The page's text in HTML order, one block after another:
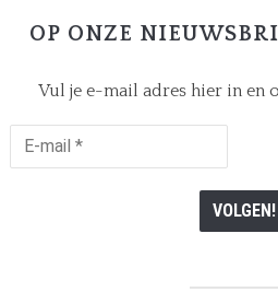
OP ONZE
Vul je e-mail adres hier in en
E-